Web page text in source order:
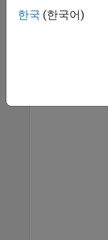
한국 (한국어)